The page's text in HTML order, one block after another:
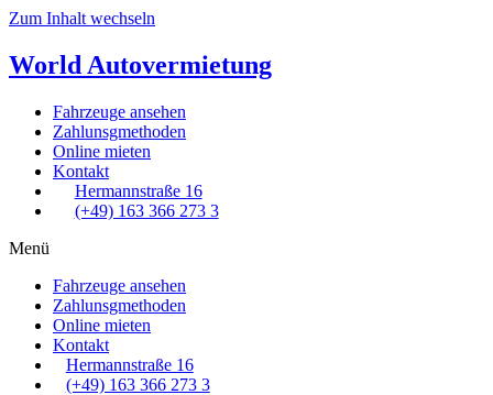
Zum Inhalt wechseln
World Autovermietung
Fahrzeuge ansehen
Zahlunsgmethoden
Online mieten
Kontakt
Hermannstraße 16
(+49) 163 366 273 3
Menü
Fahrzeuge ansehen
Zahlunsgmethoden
Online mieten
Kontakt
Hermannstraße 16
(+49) 163 366 273 3